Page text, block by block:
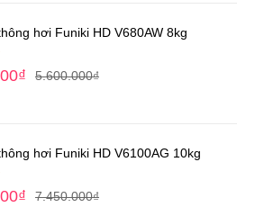
hơi Funiki HD V680AW 8kg
5.600.000₫
₫
hơi Funiki HD V6100AG 10kg
7.450.000₫
₫